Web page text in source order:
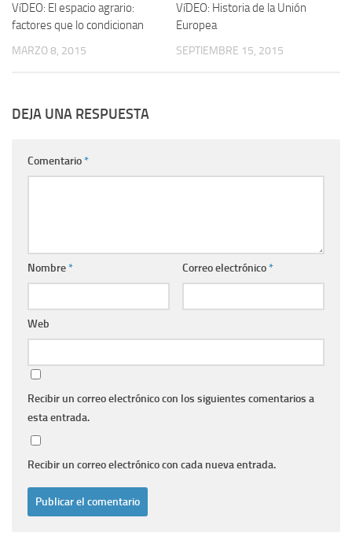
VíDEO: El espacio agrario:
factores que lo condicionan
MARZO 8, 2015
VíDEO: Historia de la Unión
Europea
SEPTIEMBRE 15, 2015
DEJA UNA RESPUESTA
Comentario*
Nombre* Correo electrónico*
Web
Recibir un correo electrónico con los siguientes comentarios a
esta entrada.
Recibir un correo electrónico con cada nueva entrada.